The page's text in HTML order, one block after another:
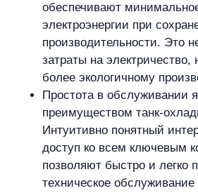
обеспечивают
электроэнергии при
производительности. Это
затраты на электричество,
более экологичному
Простота в обслуживании
преимуществом танк-
Интуитивно понятный
доступ ко всем ключевым
позволяют быстро и легко
техническое обслуживание